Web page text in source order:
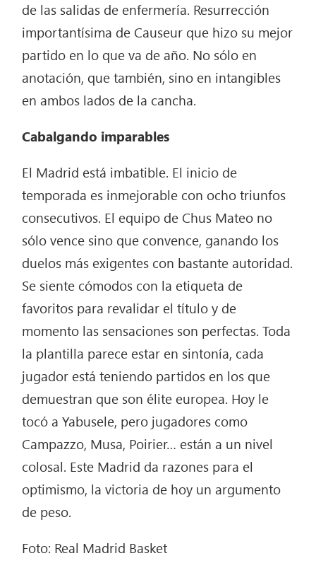
de las salidas de enfermería. Resurrección
importantísima de Causeur que hizo su mejor
partido en lo que va de año. No sólo en
anotación, que también, sino en intangibles
en ambos lados de la cancha.
Cabalgando imparables
El Madrid está imbatible. El inicio de
temporada es inmejorable con ocho triunfos
consecutivos. El equipo de Chus Mateo no
sólo vence sino que convence, ganando los
duelos más exigentes con bastante autoridad.
Se siente cómodos con la etiqueta de
favoritos para revalidar el título y de
momento las sensaciones son perfectas. Toda
la plantilla parece estar en sintonía, cada
jugador está teniendo partidos en los que
demuestran que son élite europea. Hoy le
tocó a Yabusele, pero jugadores como
Campazzo, Musa, Poirier… están a un nivel
colosal. Este Madrid da razones para el
optimismo, la victoria de hoy un argumento
de peso.
Foto: Real Madrid Basket